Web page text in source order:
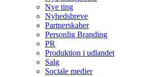
Nye ting
Nyhedsbreve
Partnerskaber
Personlig Branding
PR
Produktion i udlandet
Salg
Sociale medier